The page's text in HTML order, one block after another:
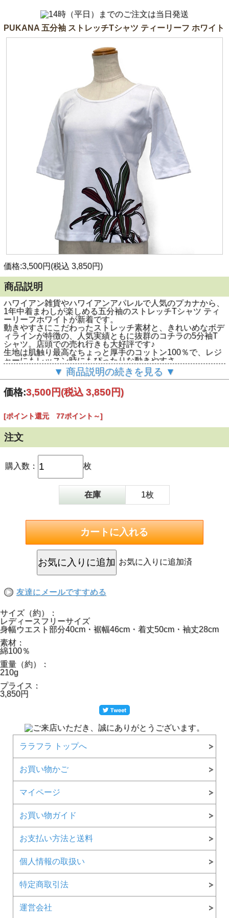
PUKANA 五分袖 ストレッチTシャツ ティーリーフ ホワイト
価格:3,500円(税込 3,850円)
商品説明
ハワイアン雑貨やハワイアンアパレルで人気のプカナから、
1年中着まわしが楽しめる五分袖のストレッチTシャツ ティ
ーリーフホワイトが新着です。
動きやすさにこだわったストレッチ素材と、きれいめなボデ
ィラインが特徴の、人気実績ともに抜群のコチラの5分袖T
シャツ。店頭での売れ行きも大好評です♪
生地は肌触り最高なちょっと厚手のコットン100％で、レジ
ャーにもレッスン時にもぴったりな動きやすさ。
アートタッチの濃グリーンとワインレッドで、ティ－リーフ
を前身ごろ左下部分に大きくプリント。シンプルでとっても
おしゃれなカラーリングが素敵です。
春秋冬シーズンのレッスンやジムだけでなく、もちろん普段
▼ 商品説明の続きを見る ▼
価格:3,500円(税込 3,850円)
[ポイント還元 77ポイント～]
注文
購入数： 枚
在庫 1枚
お気に入りに追加済
友達にメールですすめる
サイズ（約）：
レディースフリーサイズ
身幅ウエスト部分40cm・裾幅46cm・着丈50cm・袖丈28cm
素材：
綿100％
重量（約）：
210g
プライス：
3,850円
ララフラ トップへ
お買い物かご
マイページ
お買い物ガイド
お支払い方法と送料
個人情報の取扱い
特定商取引法
運営会社